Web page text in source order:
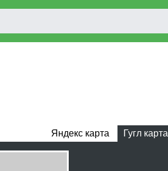
Яндекс карта Гугл карта